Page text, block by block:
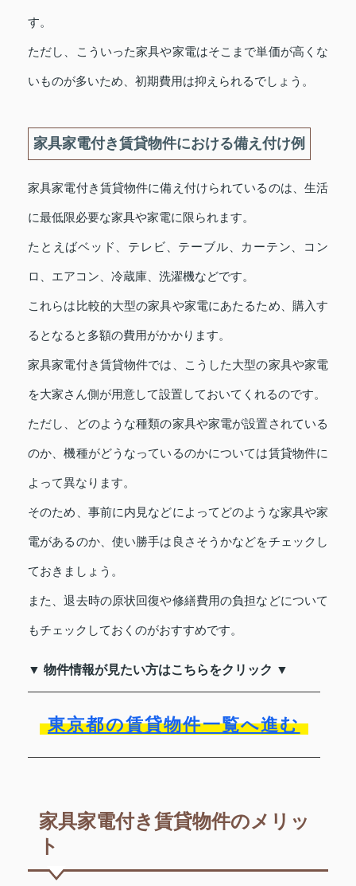
す。
ただし、こういった家具や家電はそこまで単価が高くな
いものが多いため、初期費用は抑えられるでしょう。
家具家電付き賃貸物件における備え付け例
家具家電付き賃貸物件に備え付けられているのは、生活
に最低限必要な家具や家電に限られます。
たとえばベッド、テレビ、テーブル、カーテン、コン
ロ、エアコン、冷蔵庫、洗濯機などです。
これらは比較的大型の家具や家電にあたるため、購入す
るとなると多額の費用がかかります。
家具家電付き賃貸物件では、こうした大型の家具や家電
を大家さん側が用意して設置しておいてくれるのです。
ただし、どのような種類の家具や家電が設置されている
のか、機種がどうなっているのかについては賃貸物件に
よって異なります。
そのため、事前に内見などによってどのような家具や家
電があるのか、使い勝手は良さそうかなどをチェックし
ておきましょう。
また、退去時の原状回復や修繕費用の負担などについて
もチェックしておくのがおすすめです。
▼ 物件情報が見たい方はこちらをクリック ▼
東京都の賃貸物件一覧へ進む
家具家電付き賃貸物件のメリッ
ト